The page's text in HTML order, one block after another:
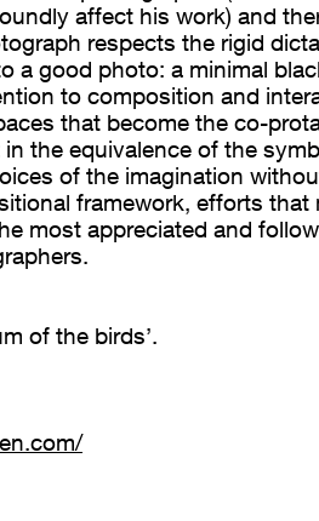
affect his work) and
respects the rigid
a good photo: a minimal
to composition and
that become the co-
the equivalence of the
of the imagination
framework, efforts that
most appreciated and
of the birds’.